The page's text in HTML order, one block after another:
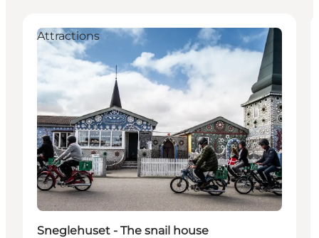
Attractions
Sneglehuset - The snail house